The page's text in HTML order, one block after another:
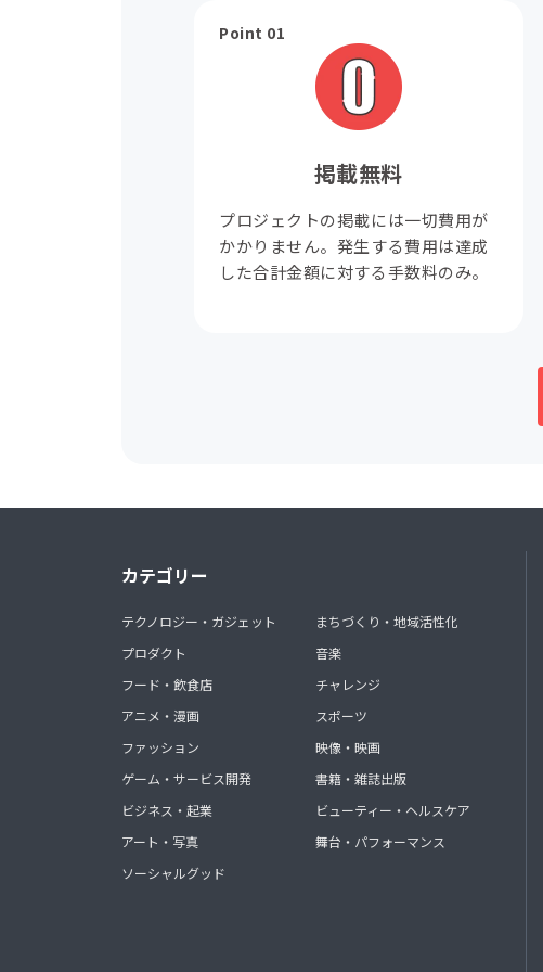
Point 01
掲載無料
プロジェクトの掲載には一切費用が
かかりません。発生する費用は達成
した合計金額に対する手数料のみ。
カテゴリー
テクノロジー・ガジェット
プロダクト
フード・飲食店
アニメ・漫画
ファッション
ゲーム・サービス開発
ビジネス・起業
アート・写真
ソーシャルグッド
まちづくり・地域活性化
音楽
チャレンジ
スポーツ
映像・映画
書籍・雑誌出版
ビューティー・ヘルスケア
舞台・パフォーマンス